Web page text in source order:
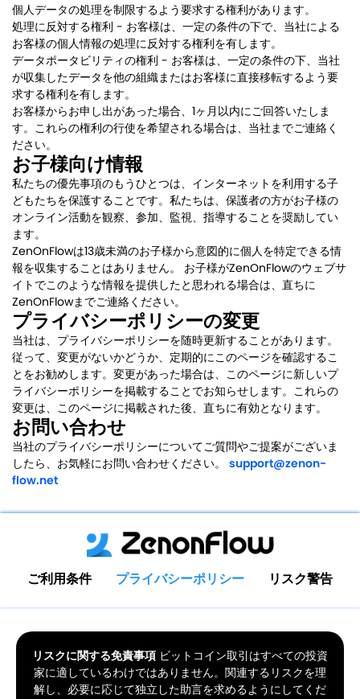
個人データの処理を制限するよう要求する権利があります。
処理に反対する権利 - お客様は、一定の条件の下で、当社による
お客様の個人情報の処理に反対する権利を有します。
データポータビリティの権利 - お客様は、一定の条件の下、当社
が収集したデータを他の組織またはお客様に直接移転するよう要
求する権利を有します。
お客様からお申し出があった場合、1ヶ月以内にご回答いたしま
す。これらの権利の行使を希望される場合は、当社までご連絡く
ださい。
お子様向け情報
私たちの優先事項のもうひとつは、インターネットを利用する子
どもたちを保護することです。私たちは、保護者の方がお子様の
オンライン活動を観察、参加、監視、指導することを奨励してい
ます。
ZenOnFlowは13歳未満のお子様から意図的に個人を特定できる情
報を収集することはありません。 お子様がZenOnFlowのウェブサ
イトでこのような情報を提供したと思われる場合は、直ちに
ZenOnFlowまでご連絡ください。
プライバシーポリシーの変更
当社は、プライバシーポリシーを随時更新することがあります。
従って、変更がないかどうか、定期的にこのページを確認するこ
とをお勧めします。変更があった場合は、このページに新しいプ
ライバシーポリシーを掲載することでお知らせします。これらの
変更は、このページに掲載された後、直ちに有効となります。
お問い合わせ
当社のプライバシーポリシーについてご質問やご提案がございま
したら、お気軽にお問い合わせください。 support@zenon-
flow.net
ご利用条件 プライバシーポリシー リスク警告
リスクに関する免責事項 ビットコイン取引はすべての投資
家に適しているわけではありません。関連するリスクを理
解し、必要に応じて独立した助言を求めるようにしてくだ